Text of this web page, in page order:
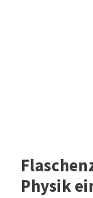
Physik